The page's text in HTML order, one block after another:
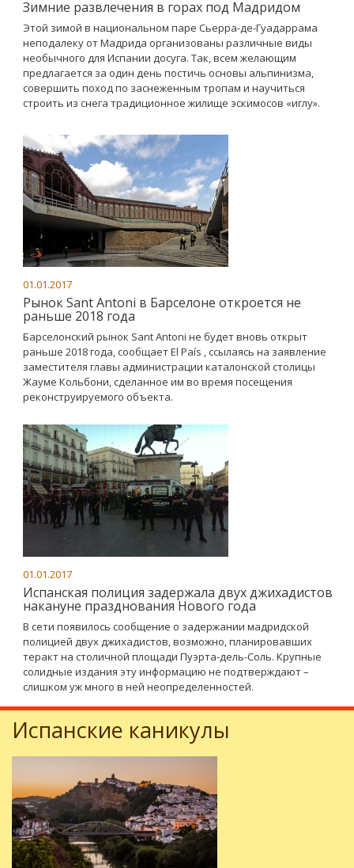
Зимние развлечения в горах под Мадридом
Этой зимой в национальном паре Сьерра-де-Гуадаррама
неподалеку от Мадрида организованы различные виды
необычного для Испании досуга. Так, всем желающим
предлагается за один день постичь основы альпинизма,
совершить поход по заснеженным тропам и научиться
строить из снега традиционное жилище эскимосов «иглу».
01.01.2017
Рынок Sant Antoni в Барселоне откроется не
раньше 2018 года
Барселонский рынок Sant Antoni не будет вновь открыт
раньше 2018 года, сообщает El País , ссылаясь на заявление
заместителя главы администрации каталонской столицы
Жауме Кольбони, сделанное им во время посещения
реконструируемого объекта.
01.01.2017
Испанская полиция задержала двух джихадистов
накануне празднования Нового года
В сети появилось сообщение о задержании мадридской
полицией двух джихадистов, возможно, планировавших
теракт на столичной площади Пуэрта-дель-Соль. Крупные
солидные издания эту информацию не подтверждают –
слишком уж много в ней неопределенностей.
Испанские каникулы